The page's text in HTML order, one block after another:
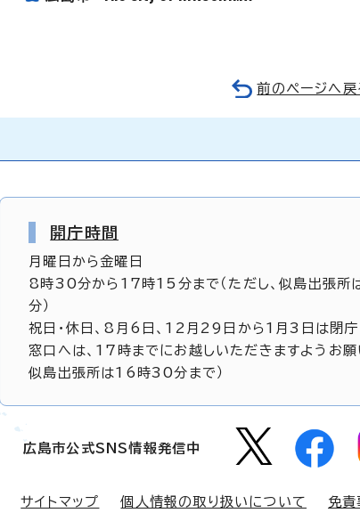
前のページへ戻
開庁時間
月曜日から金曜日
8時30分から17時15分まで（ただし、似島出張
分）
祝日・休日、8月6日、12月29日から1月3日は閉庁
窓口へは、17時までにお越しいただきますようお願い
似島出張所は16時30分まで）
広島市公式SNS情報発信中
サイトマップ 個人情報の取り扱いについて 免責